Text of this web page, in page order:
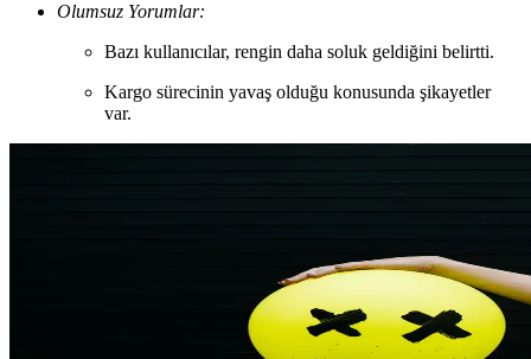
Olumsuz Yorumlar:
Bazı kullanıcılar, rengin daha soluk geldiğini belirtti.
Kargo sürecinin yavaş olduğu konusunda şikayetler
var.